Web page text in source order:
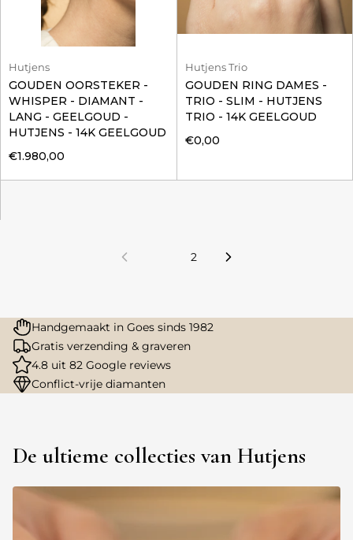
Hutjens
GOUDEN OORSTEKER -
WHISPER - DIAMANT -
LANG - GEELGOUD -
HUTJENS - 14K GEELGOUD
€1.980,00
Hutjens Trio
GOUDEN RING DAMES -
TRIO - SLIM - HUTJENS
TRIO - 14K GEELGOUD
€0,00
2
Handgemaakt in Goes sinds 1982
Gratis verzending & graveren
4.8 uit 82 Google reviews
Conflict-vrije diamanten
De ultieme collecties van Hutjens